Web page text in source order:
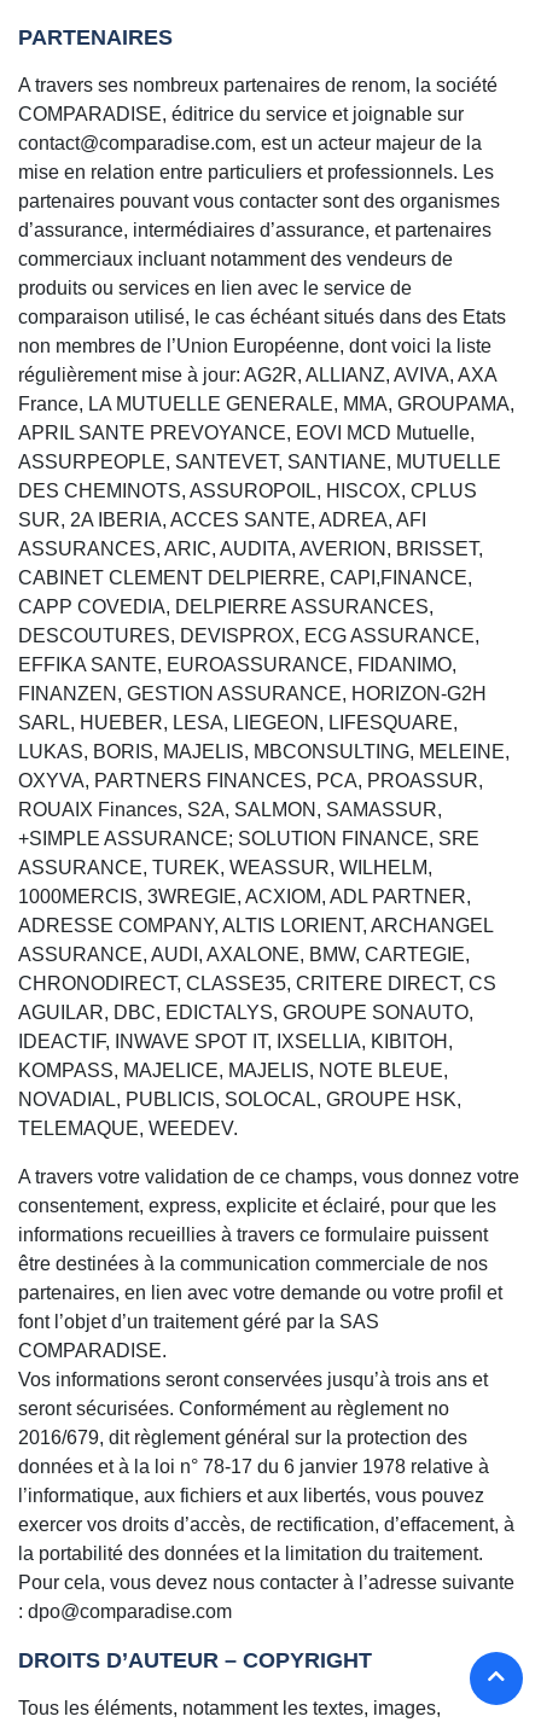
PARTENAIRES
A travers ses nombreux partenaires de renom, la société
COMPARADISE, éditrice du service et joignable sur
contact@comparadise.com, est un acteur majeur de la
mise en relation entre particuliers et professionnels. Les
partenaires pouvant vous contacter sont des organismes
d’assurance, intermédiaires d’assurance, et partenaires
commerciaux incluant notamment des vendeurs de
produits ou services en lien avec le service de
comparaison utilisé, le cas échéant situés dans des Etats
non membres de l’Union Européenne, dont voici la liste
régulièrement mise à jour: AG2R, ALLIANZ, AVIVA, AXA
France, LA MUTUELLE GENERALE, MMA, GROUPAMA,
APRIL SANTE PREVOYANCE, EOVI MCD Mutuelle,
ASSURPEOPLE, SANTEVET, SANTIANE, MUTUELLE
DES CHEMINOTS, ASSUROPOIL, HISCOX, CPLUS
SUR, 2A IBERIA, ACCES SANTE, ADREA, AFI
ASSURANCES, ARIC, AUDITA, AVERION, BRISSET,
CABINET CLEMENT DELPIERRE, CAPI,FINANCE,
CAPP COVEDIA, DELPIERRE ASSURANCES,
DESCOUTURES, DEVISPROX, ECG ASSURANCE,
EFFIKA SANTE, EUROASSURANCE, FIDANIMO,
FINANZEN, GESTION ASSURANCE, HORIZON-G2H
SARL, HUEBER, LESA, LIEGEON, LIFESQUARE,
LUKAS, BORIS, MAJELIS, MBCONSULTING, MELEINE,
OXYVA, PARTNERS FINANCES, PCA, PROASSUR,
ROUAIX Finances, S2A, SALMON, SAMASSUR,
+SIMPLE ASSURANCE; SOLUTION FINANCE, SRE
ASSURANCE, TUREK, WEASSUR, WILHELM,
1000MERCIS, 3WREGIE, ACXIOM, ADL PARTNER,
ADRESSE COMPANY, ALTIS LORIENT, ARCHANGEL
ASSURANCE, AUDI, AXALONE, BMW, CARTEGIE,
CHRONODIRECT, CLASSE35, CRITERE DIRECT, CS
AGUILAR, DBC, EDICTALYS, GROUPE SONAUTO,
IDEACTIF, INWAVE SPOT IT, IXSELLIA, KIBITOH,
KOMPASS, MAJELICE, MAJELIS, NOTE BLEUE,
NOVADIAL, PUBLICIS, SOLOCAL, GROUPE HSK,
TELEMAQUE, WEEDEV.
A travers votre validation de ce champs, vous donnez votre
consentement, express, explicite et éclairé, pour que les
informations recueillies à travers ce formulaire puissent
être destinées à la communication commerciale de nos
partenaires, en lien avec votre demande ou votre profil et
font l’objet d’un traitement géré par la SAS
COMPARADISE.
Vos informations seront conservées jusqu’à trois ans et
seront sécurisées. Conformément au règlement no
2016/679, dit règlement général sur la protection des
données et à la loi n° 78-17 du 6 janvier 1978 relative à
l’informatique, aux fichiers et aux libertés, vous pouvez
exercer vos droits d’accès, de rectification, d’effacement, à
la portabilité des données et la limitation du traitement.
Pour cela, vous devez nous contacter à l’adresse suivante
: dpo@comparadise.com
DROITS D’AUTEUR – COPYRIGHT
Tous les éléments, notamment les textes, images,